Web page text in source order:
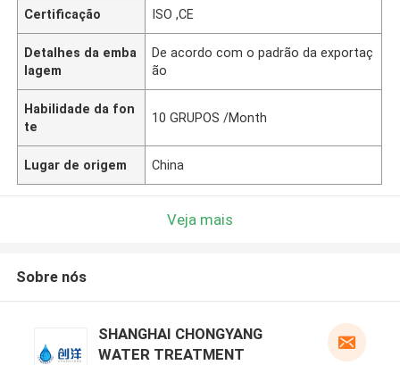
Certificação ISO ,CE
Detalhes da emba
lagem
De acordo com o padrão da exportaç
ão
Habilidade da fon
te
10 GRUPOS /Month
Lugar de origem China
Veja mais
Sobre nós
SHANGHAI CHONGYANG
WATER TREATMENT